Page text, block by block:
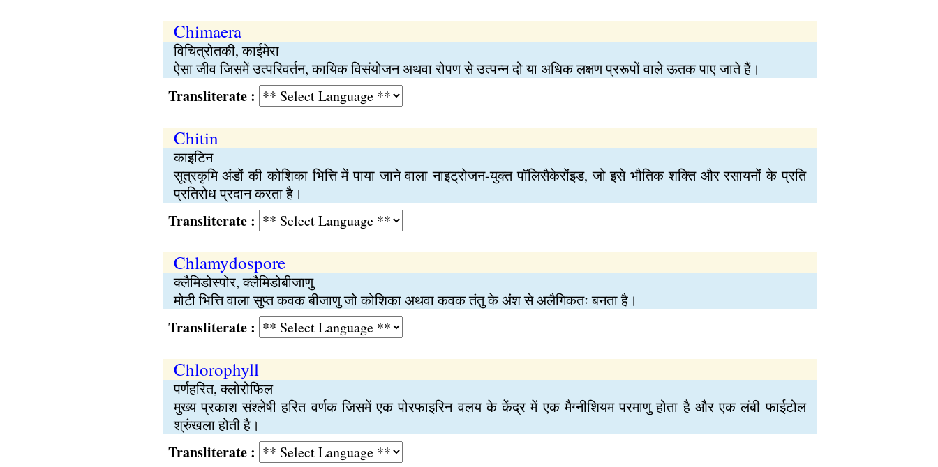
Chimaera
विचित्रोतकी, काईमेरा
ऐसा जीव जिसमें उत्परिवर्तन, कायिक विसंयोजन अथवा रोपण से उत्पन्न दो या अधिक लक्षण प्ररूपों वाले ऊतक पाए जाते हैं।
Transliterate :
Chitin
काइटिन
सूत्रकृमि अंडों की कोशिका भित्ति में पाया जाने वाला नाइट्रोजन-युक्त पॉलिसैकेरोंइड, जो इसे भौतिक शक्ति और रसायनों के प्रति
प्रतिरोध प्रदान करता है।
Transliterate :
Chlamydospore
क्लैमिडोस्पोर, क्लैमिडोबीजाणु
मोटी भित्ति वाला सुप्त कवक बीजाणु जो कोशिका अथवा कवक तंतु के अंश से अलैगिकतः बनता है।
Transliterate :
Chlorophyll
पर्णहरित, क्लोरोफिल
मुख्य प्रकाश संश्लेषी हरित वर्णक जिसमें एक पोरफाइरिन वलय के केंद्र में एक मैग्नीशियम परमाणु होता है और एक लंबी फाईटोल
श्रुंखला होती है।
Transliterate :